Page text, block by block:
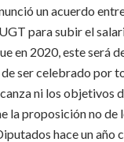
un acuerdo
para subir el
en 2020, este será
ser celebrado por
ni los objetivos
la proposición no de
hace un año